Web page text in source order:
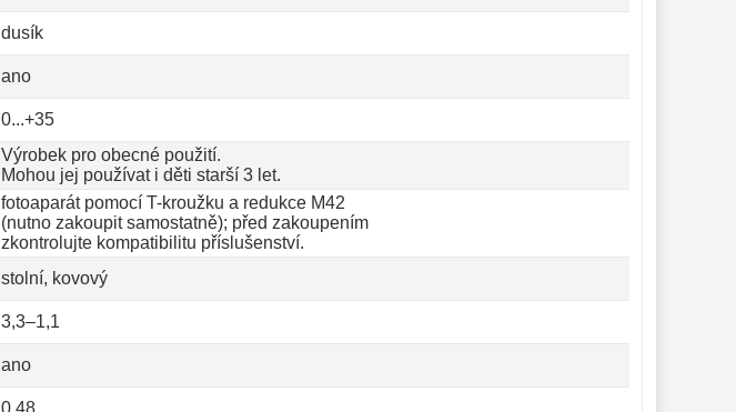
dusík
ano
0...+35
Výrobek pro obecné použití.
Mohou jej používat i děti starší 3 let.
fotoaparát pomocí T-kroužku a redukce M42
(nutno zakoupit samostatně); před zakoupením
zkontrolujte kompatibilitu příslušenství.
stolní, kovový
3,3–1,1
ano
0,48